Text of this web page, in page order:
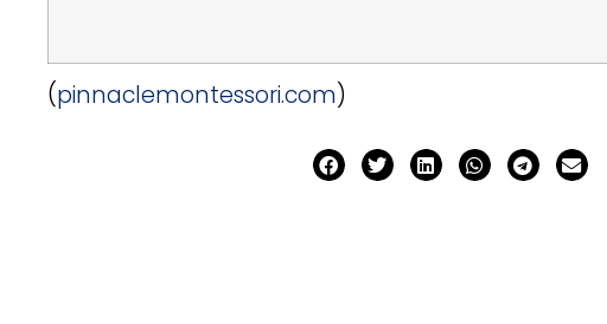
(pinnaclemontessori.com)